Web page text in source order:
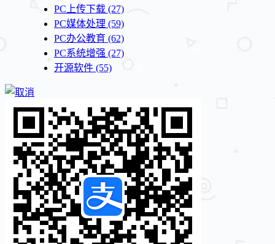
PC上传下载 (27)
PC媒体处理 (59)
PC办公教育 (62)
PC系统增强 (27)
开源软件 (55)